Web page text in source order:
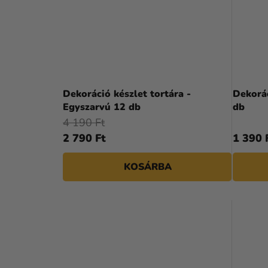
Dekoráció készlet tortára -
Egyszarvú 12 db
2 790 Ft
4 190 Ft
KOSÁRBA
db
1 390